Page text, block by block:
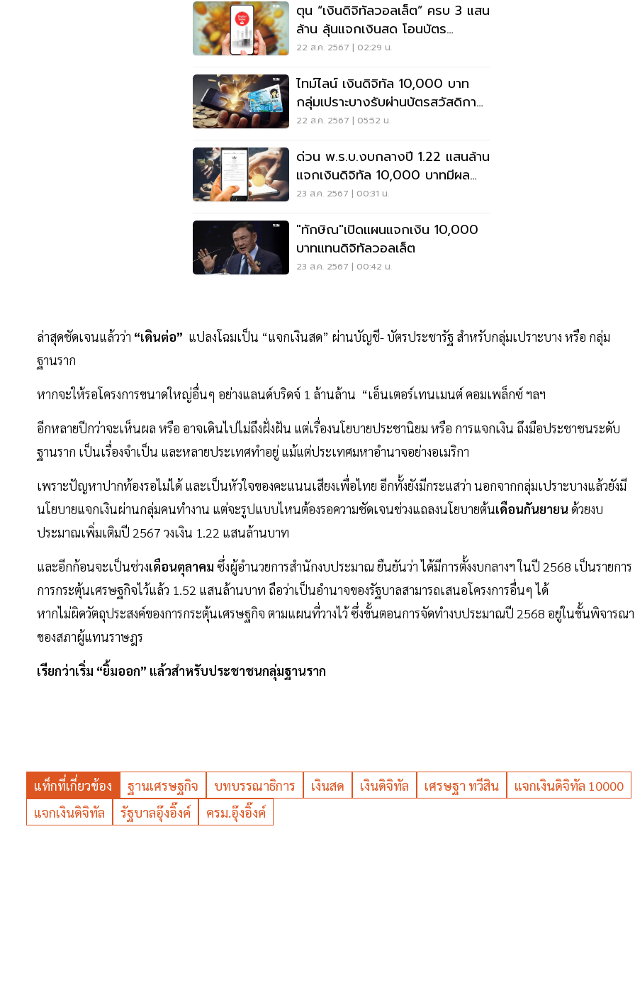
ตุน “เงินดิจิทัลวอลเล็ต” ครบ 3 แสน
ล้าน ลุ้นแจกเงินสด โอนบัตร
สวัสดิการ
22 ส.ค. 2567 | 02:29 น.
ไทม์ไลน์ เงินดิจิทัล 10,000 บาท
กลุ่มเปราะบางรับผ่านบัตรสวัสดิการ
แห่งรัฐ
22 ส.ค. 2567 | 05:52 น.
ด่วน พ.ร.บ.งบกลางปี 1.22 แสนล้าน
แจกเงินดิจิทัล 10,000 บาทมีผล
แล้ว
23 ส.ค. 2567 | 00:31 น.
"ทักษิณ"เปิดแผนแจกเงิน 10,000
บาทแทนดิจิทัลวอลเล็ต
23 ส.ค. 2567 | 00:42 น.
ล่าสุดชัดเจนแล้วว่า “เดินต่อ” แปลงโฉมเป็น “แจกเงินสด” ผ่านบัญชี- บัตรประชารัฐ สำหรับกลุ่มเปราะบาง หรือ กลุ่ม
ฐานราก
หากจะให้รอโครงการขนาดใหญ่อื่นๆ อย่างแลนด์บริดจ์ 1 ล้านล้าน “เอ็นเตอร์เทนเมนต์ คอมเพล็กซ์ ฯลฯ
อีกหลายปีกว่าจะเห็นผล หรือ อาจเดินไปไม่ถึงฝั่งฝัน แต่เรื่องนโยบายประชานิยม หรือ การแจกเงิน ถึงมือประชาชนระดับ
ฐานราก เป็นเรื่องจำเป็น และหลายประเทศทำอยู่ แม้แต่ประเทศมหาอำนาจอย่างอเมริกา
เพราะปัญหาปากท้องรอไม่ได้ และเป็นหัวใจของคะแนนเสียงเพื่อไทย อีกทั้งยังมีกระแสว่า นอกจากกลุ่มเปราะบางแล้วยังมี
นโยบายแจกเงินผ่านกลุ่มคนทำงาน แต่จะรูปแบบไหนต้องรอความชัดเจนช่วงแถลงนโยบายต้นเดือนกันยายน ด้วยงบ
ประมาณเพิ่มเติมปี 2567 วงเงิน 1.22 แสนล้านบาท
และอีกก้อนจะเป็นช่วงเดือนตุลาคม ซึ่งผู้อำนวยการสำนักงบประมาณ ยืนยันว่า ได้มีการตั้งงบกลางฯ ในปี 2568 เป็นรายการ
การกระตุ้นเศรษฐกิจไว้แล้ว 1.52 แสนล้านบาท ถือว่าเป็นอำนาจของรัฐบาลสามารถเสนอโครงการอื่นๆ ได้
หากไม่ผิดวัตถุประสงค์ของการกระตุ้นเศรษฐกิจ ตามแผนที่วางไว้ ซึ่งขั้นตอนการจัดทำงบประมาณปี 2568 อยู่ในขั้นพิจารณา
ของสภาผู้แทนราษฎร
เรียกว่าเริ่ม “ยิ้มออก” แล้วสำหรับประชาชนกลุ่มฐานราก
แท็กที่เกี่ยวข้อง ฐานเศรษฐกิจ บทบรรณาธิการ เงินสด เงินดิจิทัล เศรษฐา ทวีสิน
แจกเงินดิจิทัล 10000
แจกเงินดิจิทัล
รัฐบาลอุ๊งอิ๊งค์ ครม.อุ๊งอิ๊งค์